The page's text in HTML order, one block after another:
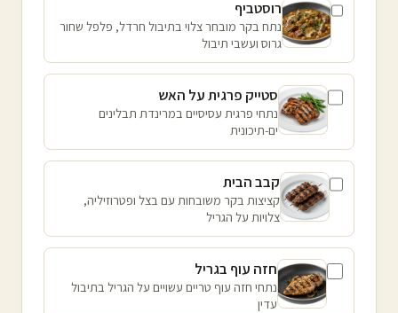
רוסטביף
נתח בקר מובחר צלוי בתיבול חרדל, פלפל שחור
גרוס ועשבי תיבול
סטייק פרגית על האש
נתחי פרגית עסיסיים במרינדת תבלינים
ים-תיכונית
קבב הבית
קציצות בקר משובחות עם בצל ופטרוזיליה,
צלויות על הגריל
חזה עוף בגריל
נתחי חזה עוף טריים עשויים על הגריל בתיבול
עדין